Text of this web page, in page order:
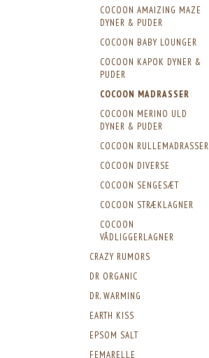
COCOON AMAIZING MAZE
DYNER & PUDER
COCOON BABY LOUNGER
COCOON KAPOK DYNER &
PUDER
COCOON MADRASSER
COCOON MERINO ULD
DYNER & PUDER
COCOON RULLEMADRASSER
COCOON DIVERSE
COCOON SENGESÆT
COCOON STRÆKLAGNER
COCOON
VÅDLIGGERLAGNER
CRAZY RUMORS
DR ORGANIC
DR. WARMING
EARTH KISS
EPSOM SALT
FEMARELLE